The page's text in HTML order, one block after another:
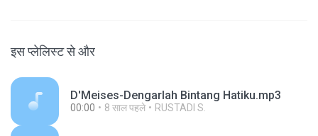
इस प्लेलिस्ट से और
D'Meises-Dengarlah Bintang Hatiku.mp3
00:00 8 साल पहले RUSTADI S.